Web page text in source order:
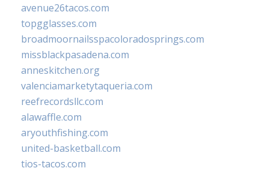
avenue26tacos.com
topgglasses.com
broadmoornailsspacoloradosprings.com
missblackpasadena.com
anneskitchen.org
valenciamarketytaqueria.com
reefrecordsllc.com
alawaffle.com
aryouthfishing.com
united-basketball.com
tios-tacos.com